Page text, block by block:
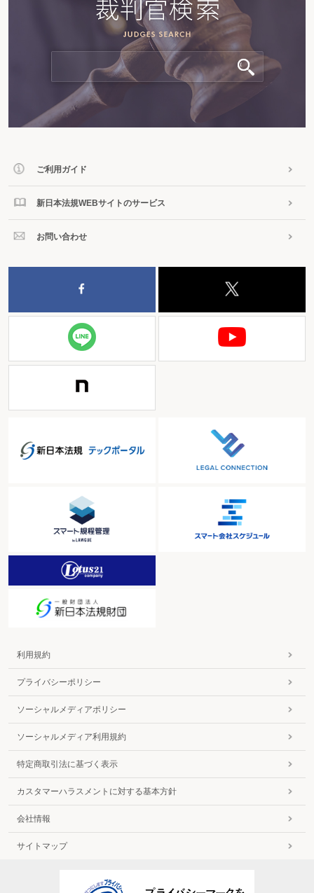
ご利用ガイド
新日本法規WEBサイトのサービス
お問い合わせ
利用規約
プライバシーポリシー
ソーシャルメディアポリシー
ソーシャルメディア利用規約
特定商取引法に基づく表示
カスタマーハラスメントに対する基本方針
会社情報
サイトマップ